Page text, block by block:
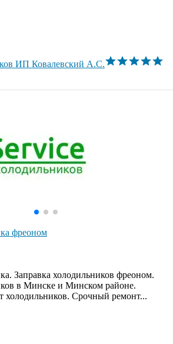
ИП Ковалевский А.С.
фреоном
Заправка холодильников фреоном.
в Минске и Минском районе.
холодильников. Срочный ремонт...